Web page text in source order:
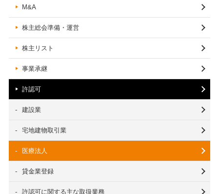
M&A
株主総会準備・運営
株主リスト
事業承継
許認可
建設業
宅地建物取引業
医療法人
貸金業登録
許認可に関する主な取扱業務